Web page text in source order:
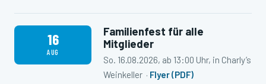
16
AUG
Familienfest für alle
Mitglieder
So. 16.08.2026, ab 13:00 Uhr, in Charly’s
Weinkeller · Flyer (PDF)